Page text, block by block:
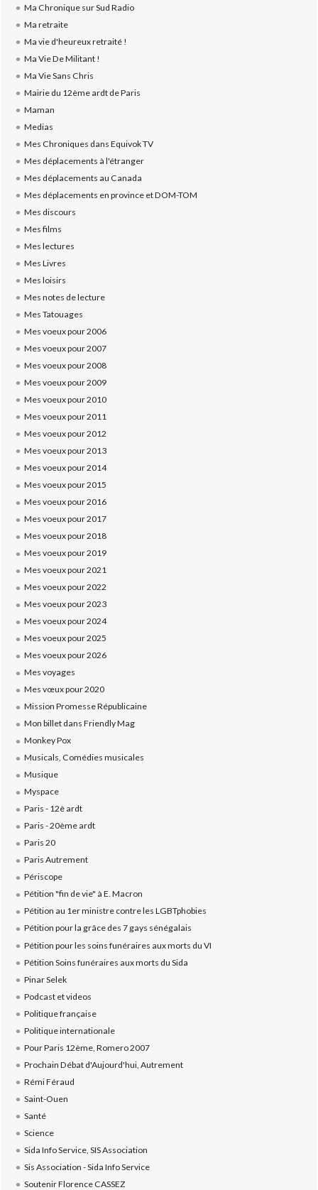
Ma Chronique sur Sud Radio
Ma retraite
Ma vie d'heureux retraité !
Ma Vie De Militant !
Ma Vie Sans Chris
Mairie du 12ème ardt de Paris
Maman
Medias
Mes Chroniques dans Equivok TV
Mes déplacements à l'étranger
Mes déplacements au Canada
Mes déplacements en province et DOM-TOM
Mes discours
Mes films
Mes lectures
Mes Livres
Mes loisirs
Mes notes de lecture
Mes Tatouages
Mes voeux pour 2006
Mes voeux pour 2007
Mes voeux pour 2008
Mes voeux pour 2009
Mes voeux pour 2010
Mes voeux pour 2011
Mes voeux pour 2012
Mes voeux pour 2013
Mes voeux pour 2014
Mes voeux pour 2015
Mes voeux pour 2016
Mes voeux pour 2017
Mes voeux pour 2018
Mes voeux pour 2019
Mes voeux pour 2021
Mes voeux pour 2022
Mes voeux pour 2023
Mes voeux pour 2024
Mes voeux pour 2025
Mes voeux pour 2026
Mes voyages
Mes vœux pour 2020
Mission Promesse Républicaine
Mon billet dans Friendly Mag
Monkey Pox
Musicals, Comédies musicales
Musique
Myspace
Paris - 12è ardt
Paris - 20ème ardt
Paris 20
Paris Autrement
Périscope
Pétition "fin de vie" à E. Macron
Pétition au 1er ministre contre les LGBTphobies
Pétition pour la grâce des 7 gays sénégalais
Pétition pour les soins funéraires aux morts du VI
Pétition Soins funéraires aux morts du Sida
Pinar Selek
Podcast et videos
Politique française
Politique internationale
Pour Paris 12ème, Romero 2007
Prochain Débat d'Aujourd'hui, Autrement
Rémi Féraud
Saint-Ouen
Santé
Science
Sida Info Service, SIS Association
Sis Association - Sida Info Service
Soutenir Florence CASSEZ